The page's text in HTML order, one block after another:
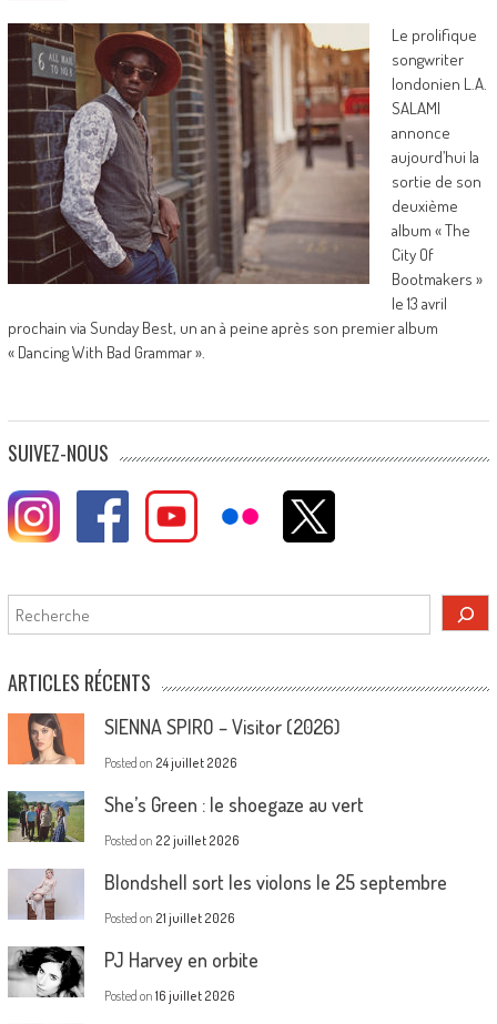
Le prolifique
songwriter
londonien L.A.
SALAMI
annonce
aujourd’hui la
sortie de son
deuxième
album « The
City Of
Bootmakers »
le 13 avril
prochain via Sunday Best, un an à peine après son premier album
« Dancing With Bad Grammar ».
SUIVEZ-NOUS
Rechercher
ARTICLES RÉCENTS
SIENNA SPIRO – Visitor (2026)
Posted on 24 juillet 2026
She’s Green : le shoegaze au vert
Posted on 22 juillet 2026
Blondshell sort les violons le 25 septembre
Posted on 21 juillet 2026
PJ Harvey en orbite
Posted on 16 juillet 2026